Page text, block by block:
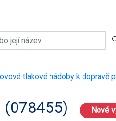
tlakové nádoby k dopravě
(078455) Nové